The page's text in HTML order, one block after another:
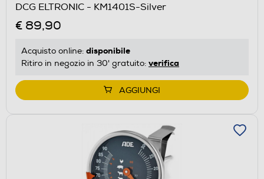
DCG ELTRONIC - KM1401S-Silver
€ 89,90
Acquisto online: disponibile
Ritiro in negozio in 30' gratuito: verifica
AGGIUNGI